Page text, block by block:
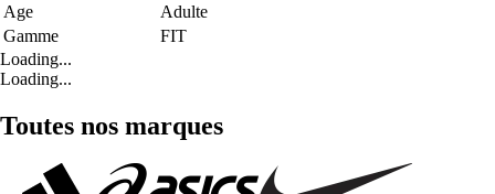
Age
Adulte
Gamme
FIT
Loading...
Loading...
Toutes nos marques